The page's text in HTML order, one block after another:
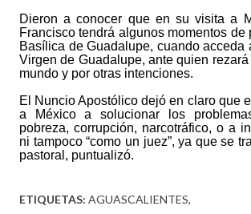
Dieron a conocer que en su visita a
Francisco tendrá algunos momentos de
Basílica de Guadalupe, cuando acceda
Virgen de Guadalupe, ante quien rezará
mundo y por otras intenciones.
El Nuncio Apostólico dejó en claro que
a México a solucionar los
pobreza, corrupción, narcotráfico, o a
ni tampoco “como un juez”, ya que se
pastoral, puntualizó.
ETIQUETAS: AGUASCALIENTES